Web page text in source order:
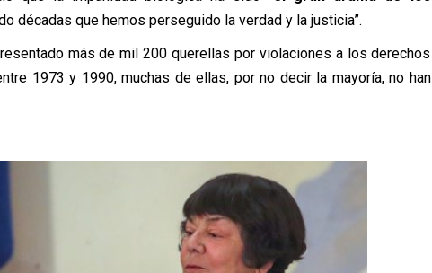
décadas que hemos perseguido la verdad y la justicia”.
más de mil 200 querellas por violaciones a los derechos
1973 y 1990, muchas de ellas, por no decir la mayoría, no han